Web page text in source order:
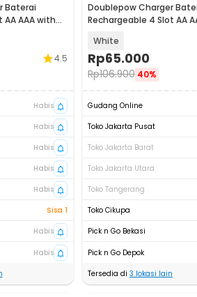
Baterai
AAA with
4.5
Habis
Habis
Habis
Habis
Habis
Sisa 1
Habis
Habis
Doublepow Charger
Rechargeable 4 Slot AA
White
Rp65.000
Rp106.900 40%
Gudang Online
Toko Jakarta Pusat
Toko Jakarta Barat
Toko Jakarta Utara
Toko Tangerang
Toko Cikupa
Pick n Go Bekasi
Pick n Go Depok
Tersedia di 3 lokasi lain